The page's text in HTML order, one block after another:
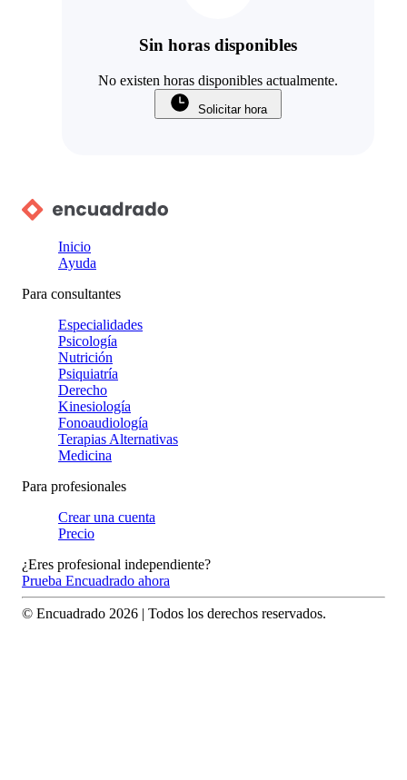
Sin horas disponibles
No existen horas disponibles actualmente.
Solicitar hora
Inicio
Ayuda
Para consultantes
Especialidades
Psicología
Nutrición
Psiquiatría
Derecho
Kinesiología
Fonoaudiología
Terapias Alternativas
Medicina
Para profesionales
Crear una cuenta
Precio
¿Eres profesional independiente?
Prueba Encuadrado ahora
© Encuadrado 2026 | Todos los derechos reservados.